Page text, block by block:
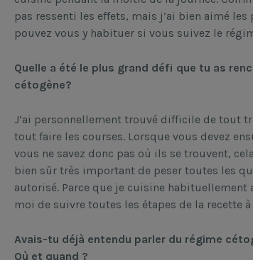
pas ressenti les effets, mais j’ai bien aimé
pouvez vous y habituer si vous suivez le
Quelle a été le plus grand défi que tu as
cétogène?
J’ai personnellement trouvé difficile de tout
tout faire les courses. Lorsque vous devez
vous ne savez donc pas où ils se trouvent,
bien sûr très important de peser toutes les
autorisé. Parce que je cuisine
moi de suivre toutes les étapes de la recette
Avais-tu déjà entendu parler du régime
Où et quand ?